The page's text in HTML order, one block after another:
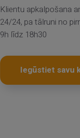
Klientu apkalpošana
24/24, pa tālruni no
9h līdz 18h30
Iegūstiet savu